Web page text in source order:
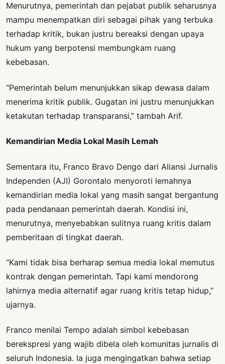
Menurutnya, pemerintah dan pejabat publik seharusnya
mampu menempatkan diri sebagai pihak yang terbuka
terhadap kritik, bukan justru bereaksi dengan upaya
hukum yang berpotensi membungkam ruang
kebebasan.
“Pemerintah belum menunjukkan sikap dewasa dalam
menerima kritik publik. Gugatan ini justru menunjukkan
ketakutan terhadap transparansi,” tambah Arif.
Kemandirian Media Lokal Masih Lemah
Sementara itu, Franco Bravo Dengo dari Aliansi Jurnalis
Independen (AJI) Gorontalo menyoroti lemahnya
kemandirian media lokal yang masih sangat bergantung
pada pendanaan pemerintah daerah. Kondisi ini,
menurutnya, menyebabkan sulitnya ruang kritis dalam
pemberitaan di tingkat daerah.
“Kami tidak bisa berharap semua media lokal memutus
kontrak dengan pemerintah. Tapi kami mendorong
lahirnya media alternatif agar ruang kritis tetap hidup,”
ujarnya.
Franco menilai Tempo adalah simbol kebebasan
berekspresi yang wajib dibela oleh komunitas jurnalis di
seluruh Indonesia. Ia juga mengingatkan bahwa setiap